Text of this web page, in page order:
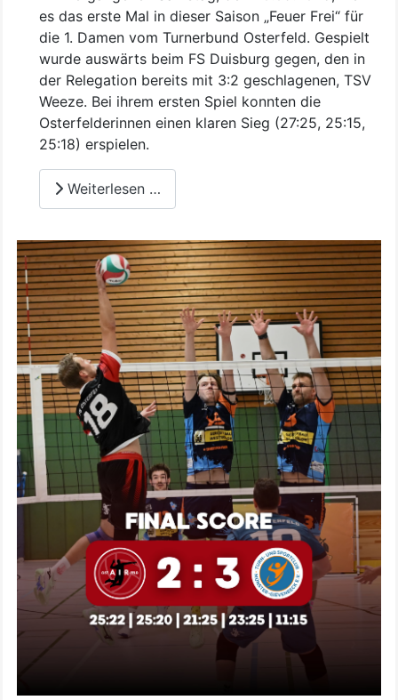
es das erste Mal in dieser Saison „Feuer Frei“ für
die 1. Damen vom Turnerbund Osterfeld. Gespielt
wurde auswärts beim FS Duisburg gegen, den in
der Relegation bereits mit 3:2 geschlagenen, TSV
Weeze. Bei ihrem ersten Spiel konnten die
Osterfelderinnen einen klaren Sieg (27:25, 25:15,
25:18) erspielen.
Weiterlesen …